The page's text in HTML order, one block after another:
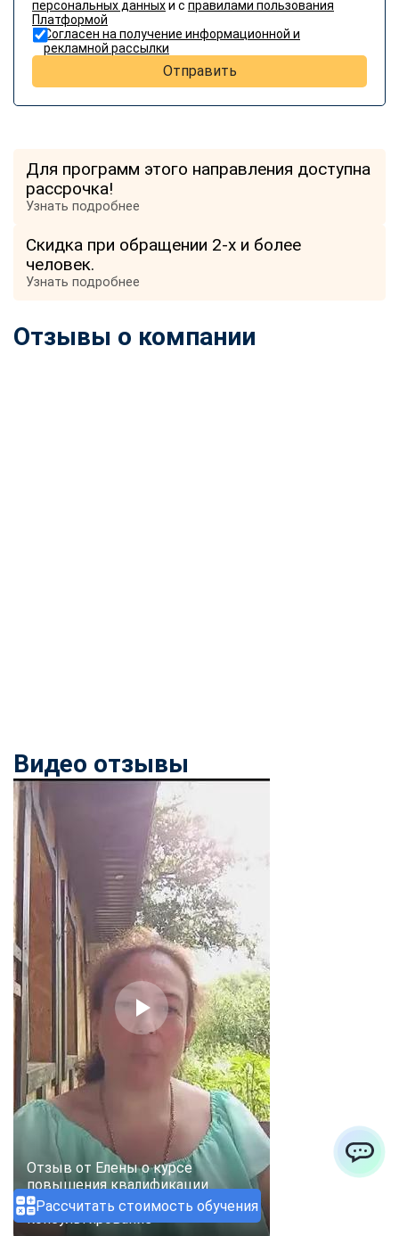
Рассчитать стоимость обучения
персональных данныхи с правилами пользования
Платформой
Согласен на получение информационной и
рекламной рассылки
Отправить
Для программ этого направления доступна
рассрочка!
Узнать подробнее
Скидка при обращении 2-х и более
человек.
Узнать подробнее
Отзывы о компании
Видео отзывы
Отзыв от Елены о курсе
повышения квалификации
«Психологическое доабортное
консультирование»
ChatApp